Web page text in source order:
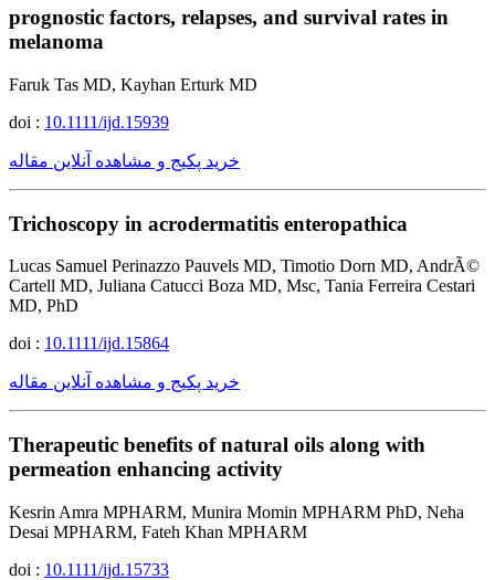
prognostic factors, relapses, and survival rates in
melanoma
Faruk Tas MD, Kayhan Erturk MD
doi : 10.1111/ijd.15939
خرید پکیج و مشاهده آنلاین مقاله
Trichoscopy in acrodermatitis enteropathica
Lucas Samuel Perinazzo Pauvels MD, Timotio Dorn MD, AndrÃ©
Cartell MD, Juliana Catucci Boza MD, Msc, Tania Ferreira Cestari
MD, PhD
doi : 10.1111/ijd.15864
خرید پکیج و مشاهده آنلاین مقاله
Therapeutic benefits of natural oils along with
permeation enhancing activity
Kesrin Amra MPHARM, Munira Momin MPHARM PhD, Neha
Desai MPHARM, Fateh Khan MPHARM
doi : 10.1111/ijd.15733